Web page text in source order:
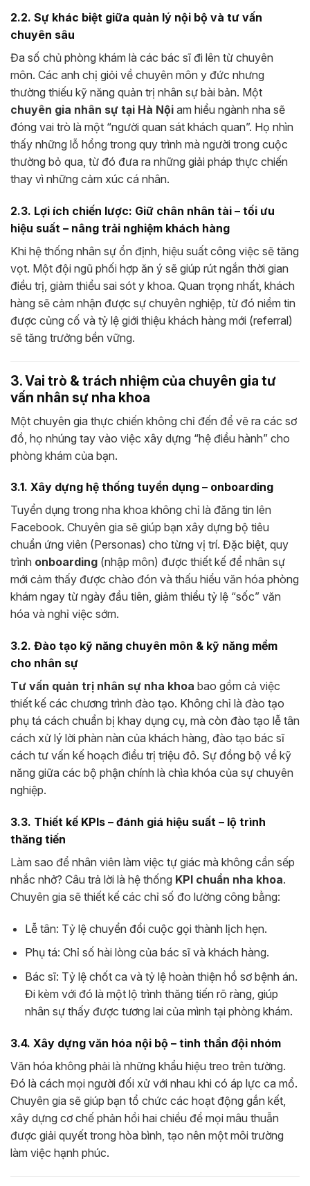
2.2. Sự khác biệt giữa quản lý nội bộ và tư vấn
chuyên sâu
Đa số chủ phòng khám là các bác sĩ đi lên từ chuyên
môn. Các anh chị giỏi về chuyên môn y đức nhưng
thường thiếu kỹ năng quản trị nhân sự bài bản. Một
chuyên gia nhân sự tại Hà Nội am hiểu ngành nha sẽ
đóng vai trò là một “người quan sát khách quan”. Họ nhìn
thấy những lỗ hổng trong quy trình mà người trong cuộc
thường bỏ qua, từ đó đưa ra những giải pháp thực chiến
thay vì những cảm xúc cá nhân.
2.3. Lợi ích chiến lược: Giữ chân nhân tài – tối ưu
hiệu suất – nâng trải nghiệm khách hàng
Khi hệ thống nhân sự ổn định, hiệu suất công việc sẽ tăng
vọt. Một đội ngũ phối hợp ăn ý sẽ giúp rút ngắn thời gian
điều trị, giảm thiểu sai sót y khoa. Quan trọng nhất, khách
hàng sẽ cảm nhận được sự chuyên nghiệp, từ đó niềm tin
được củng cố và tỷ lệ giới thiệu khách hàng mới (referral)
sẽ tăng trưởng bền vững.
3. Vai trò & trách nhiệm của chuyên gia tư
vấn nhân sự nha khoa
Một chuyên gia thực chiến không chỉ đến để vẽ ra các sơ
đồ, họ nhúng tay vào việc xây dựng “hệ điều hành” cho
phòng khám của bạn.
3.1. Xây dựng hệ thống tuyển dụng – onboarding
Tuyển dụng trong nha khoa không chỉ là đăng tin lên
Facebook. Chuyên gia sẽ giúp bạn xây dựng bộ tiêu
chuẩn ứng viên (Personas) cho từng vị trí. Đặc biệt, quy
trình onboarding (nhập môn) được thiết kế để nhân sự
mới cảm thấy được chào đón và thấu hiểu văn hóa phòng
khám ngay từ ngày đầu tiên, giảm thiểu tỷ lệ “sốc” văn
hóa và nghỉ việc sớm.
3.2. Đào tạo kỹ năng chuyên môn & kỹ năng mềm
cho nhân sự
Tư vấn quản trị nhân sự nha khoa bao gồm cả việc
thiết kế các chương trình đào tạo. Không chỉ là đào tạo
phụ tá cách chuẩn bị khay dụng cụ, mà còn đào tạo lễ tân
cách xử lý lời phàn nàn của khách hàng, đào tạo bác sĩ
cách tư vấn kế hoạch điều trị triệu đô. Sự đồng bộ về kỹ
năng giữa các bộ phận chính là chìa khóa của sự chuyên
nghiệp.
3.3. Thiết kế KPIs – đánh giá hiệu suất – lộ trình
thăng tiến
Làm sao để nhân viên làm việc tự giác mà không cần sếp
nhắc nhở? Câu trả lời là hệ thống KPI chuẩn nha khoa.
Chuyên gia sẽ thiết kế các chỉ số đo lường công bằng:
Lễ tân: Tỷ lệ chuyển đổi cuộc gọi thành lịch hẹn.
Phụ tá: Chỉ số hài lòng của bác sĩ và khách hàng.
Bác sĩ: Tỷ lệ chốt ca và tỷ lệ hoàn thiện hồ sơ bệnh án.
Đi kèm với đó là một lộ trình thăng tiến rõ ràng, giúp
nhân sự thấy được tương lai của mình tại phòng khám.
3.4. Xây dựng văn hóa nội bộ – tinh thần đội nhóm
Văn hóa không phải là những khẩu hiệu treo trên tường.
Đó là cách mọi người đối xử với nhau khi có áp lực ca mổ.
Chuyên gia sẽ giúp bạn tổ chức các hoạt động gắn kết,
xây dựng cơ chế phản hồi hai chiều để mọi mâu thuẫn
được giải quyết trong hòa bình, tạo nên một môi trường
làm việc hạnh phúc.